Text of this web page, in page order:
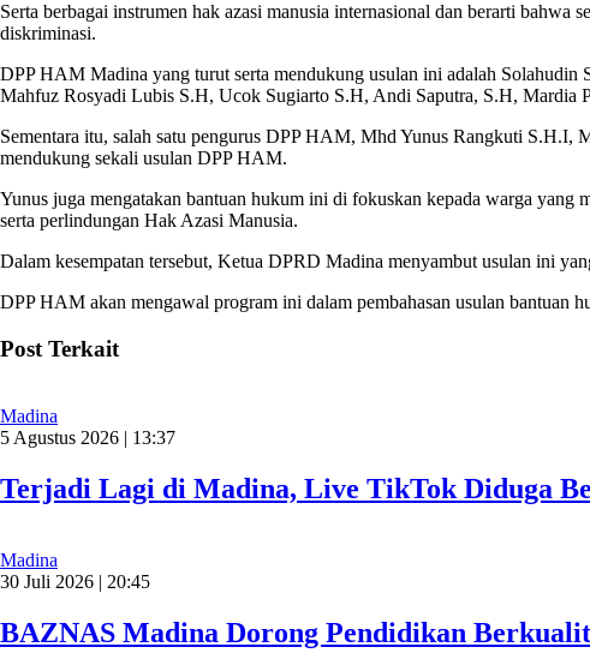
Serta berbagai instrumen hak azasi manusia internasional dan berarti bahwa
diskriminasi.
DPP HAM Madina yang turut serta mendukung usulan ini adalah
Mahfuz Rosyadi Lubis S.H, Ucok Sugiarto S.H, Andi Saputra, S.H, Mardia
Sementara itu, salah satu pengurus DPP HAM, Mhd Yunus Rangkuti
mendukung sekali usulan DPP HAM.
Yunus juga mengatakan bantuan hukum ini di fokuskan kepada warga yang
serta perlindungan Hak Azasi Manusia.
Dalam kesempatan tersebut, Ketua DPRD Madina menyambut usulan ini
DPP HAM akan mengawal program ini dalam pembahasan usulan
Post Terkait
Madina
5 Agustus 2026 | 13:37
Terjadi Lagi di Madina, Live TikTok Diduga
Madina
30 Juli 2026 | 20:45
BAZNAS Madina Dorong Pendidikan